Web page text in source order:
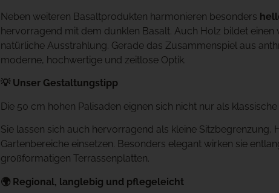
Neben weiteren Basaltprodukten harmonieren besonders
hervorragend mit dem dunklen Basalt. Auch Holz bildet
natürliche Ausstrahlung. Gerade das Zusammenspiel aus
moderne, hochwertige und zeitlose Optik.
💡 Unser Gestaltungstipp
Die 50 cm hohen Palisaden eignen sich nicht nur als
Sie lassen sich auch hervorragend als kleine
Gartenbereiche einsetzen. Besonders elegant wirken sie
großformatigen Terrassenplatten.
🌍 Regional, langlebig und pflegeleicht